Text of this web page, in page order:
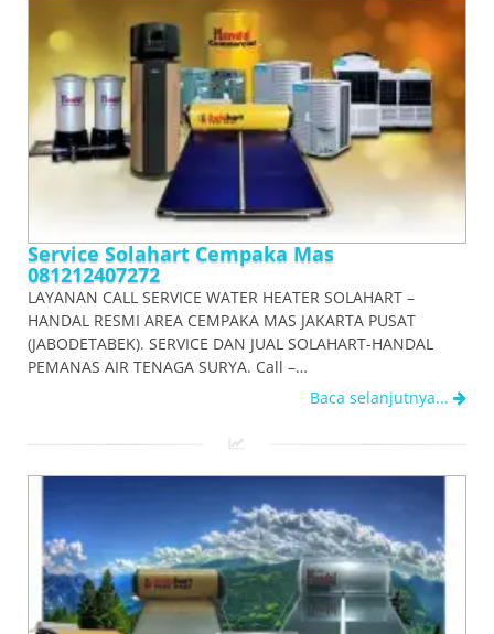
Service Solahart Cempaka Mas
081212407272
LAYANAN CALL SERVICE WATER HEATER SOLAHART –
HANDAL RESMI AREA CEMPAKA MAS JAKARTA PUSAT
(JABODETABEK). SERVICE DAN JUAL SOLAHART-HANDAL
PEMANAS AIR TENAGA SURYA. Call –…
Baca selanjutnya...